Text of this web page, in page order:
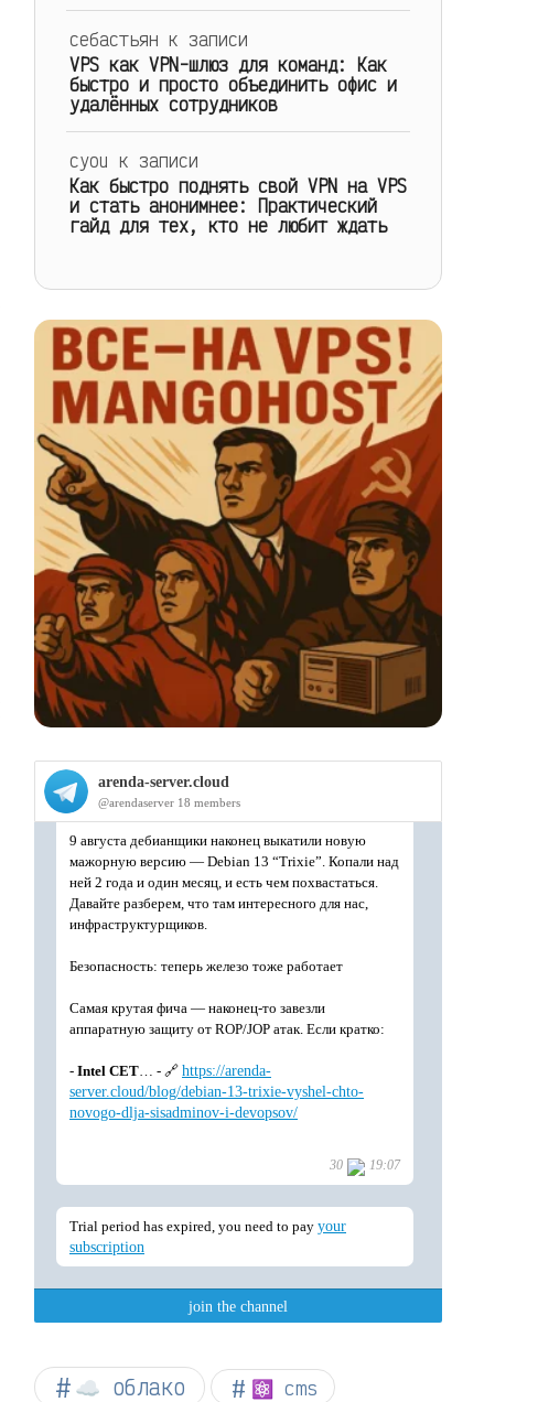
себастьян к записи
VPS как VPN-шлюз для команд: Как
быстро и просто объединить офис и
удалённых сотрудников
cyou к записи
Как быстро поднять свой VPN на VPS
и стать анонимнее: Практический
гайд для тех, кто не любит ждать
☁︎ облако ⚛ cms